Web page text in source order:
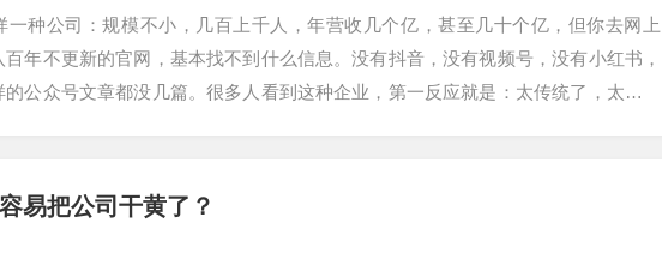
一种公司：规模不小，几百上千人，年营收几个亿，甚至几十个亿，但你去网上
年不更新的官网，基本找不到什么信息。没有抖音，没有视频号，没有小红书，
公众号文章都没几篇。很多人看到这种企业，第一反应就是：太传统了，太老派
易把公司干黄了？